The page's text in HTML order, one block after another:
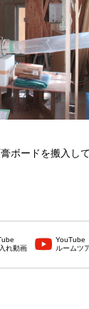
ボードを搬入し
れ動画
YouTube
ルームツ